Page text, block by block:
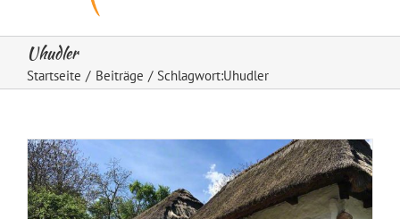
Uhudler
Startseite Beiträge Schlagwort:Uhudler